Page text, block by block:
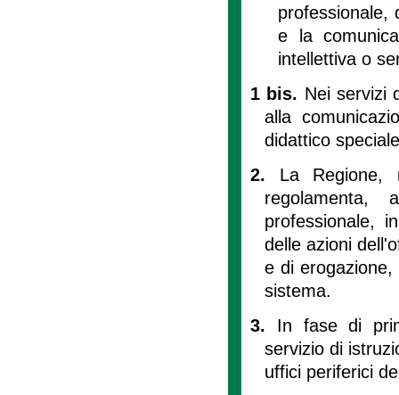
professionale,
e la
intellettiva o
1 bis. Nei servizi
alla
didattico
2. La Regione,
professionale,
delle azioni
e di
sistema.
3. In fase di
servizio di
uffici periferici